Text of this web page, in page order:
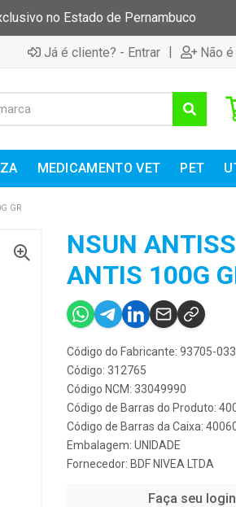
no Estado de Pernambuco
Já é cliente? - Entrar | Não
MEDICAMENTO VET PET
GR
NSUN
ANTIS 100G
Código do Fabricante: 93705-
Código: 312765
Código NCM: 33049990
Código de Barras do Produto:
Código de Barras da Caixa:
Embalagem: UNIDADE
Fornecedor: BDF NIVEA LTDA
Faça seu